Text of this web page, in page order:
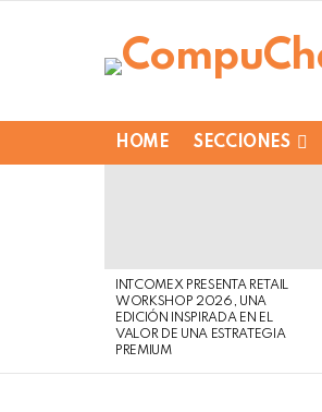
HOME SECCIONES
INTCOMEX PRESENTA RETAIL
WORKSHOP 2026, UNA
EDICIÓN INSPIRADA EN EL
VALOR DE UNA ESTRATEGIA
PREMIUM